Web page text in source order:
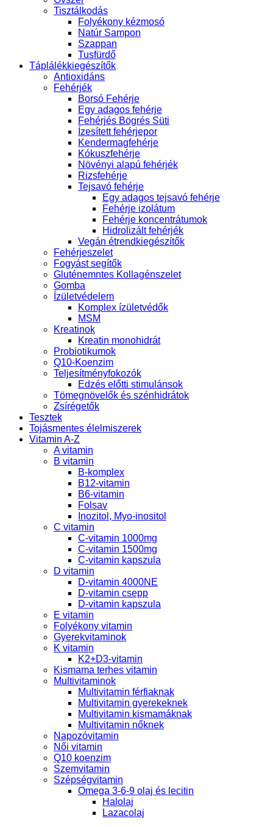
Tisztálkodás
Folyékony kézmosó
Natúr Sampon
Szappan
Tusfürdő
Táplálékkiegészítők
Antioxidáns
Fehérjék
Borsó Fehérje
Egy adagos fehérje
Fehérjés Bögrés Süti
Ízesített fehérjepor
Kendermagfehérje
Kókuszfehérje
Növényi alapú fehérjék
Rizsfehérje
Tejsavó fehérje
Egy adagos tejsavó fehérje
Fehérje izolátum
Fehérje koncentrátumok
Hidrolizált fehérjék
Vegán étrendkiegészítők
Fehérjeszelet
Fogyást segítők
Gluténemntes Kollagénszelet
Gomba
Ízületvédelem
Komplex ízületvédők
MSM
Kreatinok
Kreatin monohidrát
Probiotikumok
Q10-Koenzim
Teljesítményfokozók
Edzés előtti stimulánsok
Tömegnövelők és szénhidrátok
Zsírégetők
Tesztek
Tojásmentes élelmiszerek
Vitamin A-Z
A vitamin
B vitamin
B-komplex
B12-vitamin
B6-vitamin
Folsav
Inozitol, Myo-inositol
C vitamin
C-vitamin 1000mg
C-vitamin 1500mg
C-vitamin kapszula
D vitamin
D-vitamin 4000NE
D-vitamin csepp
D-vitamin kapszula
E vitamin
Folyékony vitamin
Gyerekvitaminok
K vitamin
K2+D3-vitamin
Kismama terhes vitamin
Multivitaminok
Multivitamin férfiaknak
Multivitamin gyerekeknek
Multivitamin kismamáknak
Multivitamin nőknek
Napozóvitamin
Női vitamin
Q10 koenzim
Szemvitamin
Szépségvitamin
Omega 3-6-9 olaj és lecitin
Halolaj
Lazacolaj